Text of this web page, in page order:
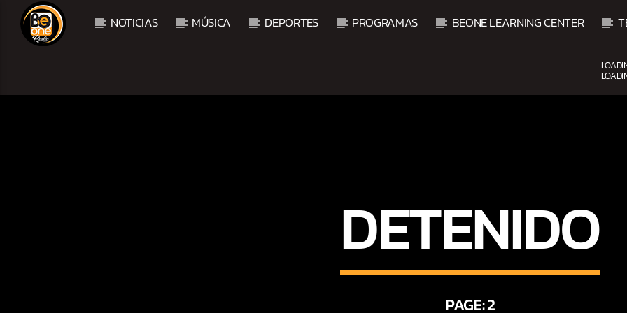
NOTICIAS MÚSICA DEPORTES PROGRAMAS BEONE LEARNING CENTER
DETENIDO
PAGE: 2